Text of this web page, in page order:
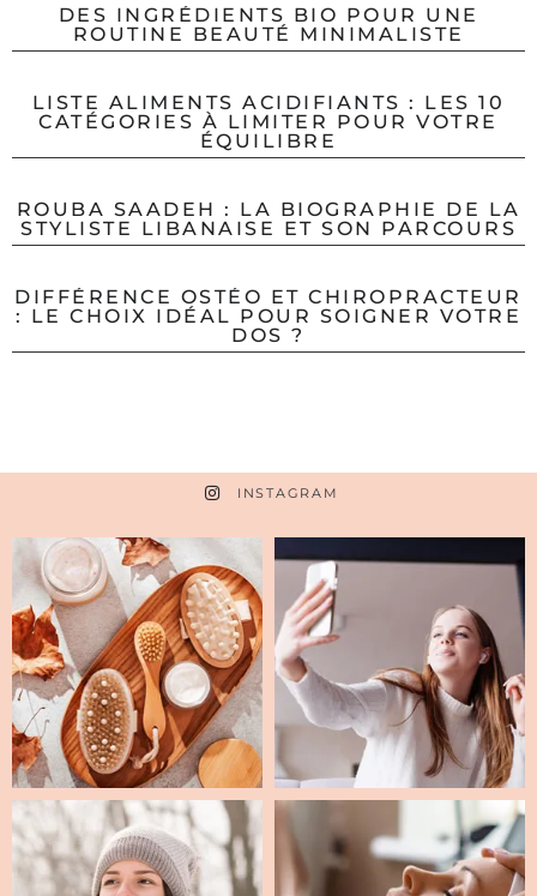
DES INGRÉDIENTS BIO POUR UNE
ROUTINE BEAUTÉ MINIMALISTE
LISTE ALIMENTS ACIDIFIANTS : LES 10
CATÉGORIES À LIMITER POUR VOTRE
ÉQUILIBRE
ROUBA SAADEH : LA BIOGRAPHIE DE LA
STYLISTE LIBANAISE ET SON PARCOURS
DIFFÉRENCE OSTÉO ET CHIROPRACTEUR
: LE CHOIX IDÉAL POUR SOIGNER VOTRE
DOS ?
INSTAGRAM